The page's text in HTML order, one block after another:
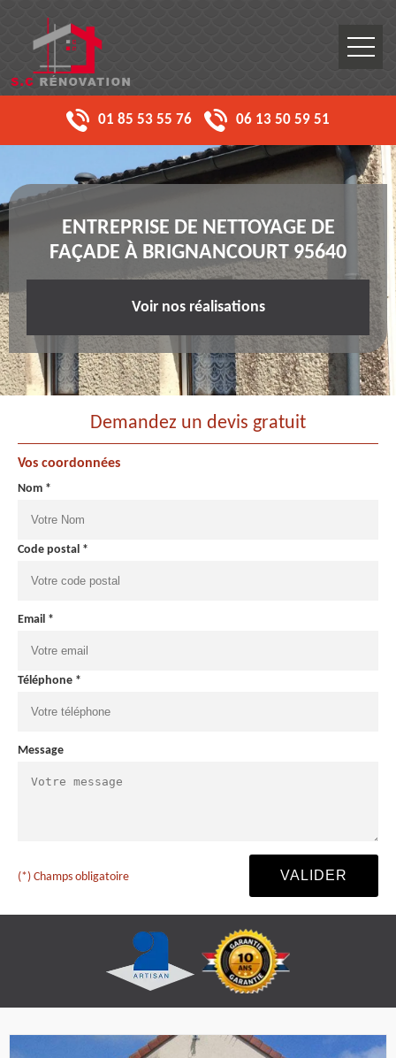
01 85 53 55 76 06 13 50 59 51
ENTREPRISE DE NETTOYAGE DE
FAÇADE À BRIGNANCOURT 95640
Voir nos réalisations
Demandez un devis gratuit
Vos coordonnées
Nom *
Code postal *
Email *
Téléphone *
Message
(*) Champs obligatoire